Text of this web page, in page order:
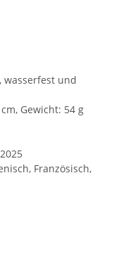
wasserfest und
Gewicht: 54 g
Französisch,